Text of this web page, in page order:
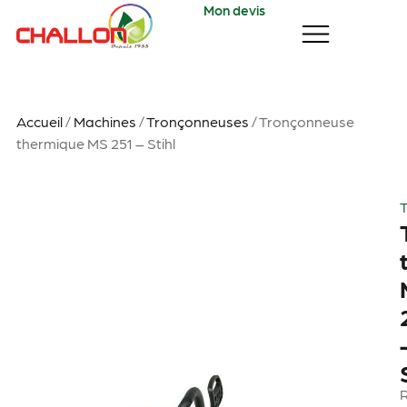
Mon devis
Accueil/ Machines /Tronçonneuses / Tronçonneuse
thermique MS 251 – Stihl